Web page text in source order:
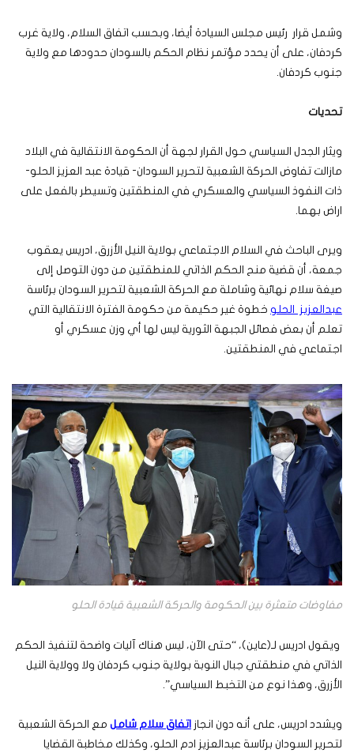
وشمل قرار رئيس مجلس السيادة أيضا، وبحسب اتفاق السلام، ولاية غرب
كردفان، على أن يحدد مؤتمر نظام الحكم بالسودان حدودها مع ولاية
جنوب كردفان.
تحديات
ويثار الجدل السياسي حول القرار لجهة أن الحكومة الانتقالية في البلاد
مازالت تفاوض الحركة الشعبية لتحرير السودان- قيادة عبد العزيز الحلو-
ذات النفوذ السياسي والعسكري في المنطقتين وتسيطر بالفعل على
اراض بهما.
ويرى الباحث في السلام الاجتماعي بولاية النيل الأزرق، ادريس يعقوب
جمعة، أن قضية منح الحكم الذاتي للمنطقتين من دون التوصل إلى
صيغة سلام نهائية وشاملة مع الحركة الشعبية لتحرير السودان برئاسة
عبدالعزيز الحلو خطوة غير حكيمة من حكومة الفترة الانتقالية التي
تعلم أن بعض فصائل الجبهة الثورية ليس لها أي وزن عسكري أو
اجتماعي في المنطقتين.
مفاوضات متعثرة بين الحكومة والحركة الشعبية قيادة الحلو
ويقول ادريس لـ(عاين)، “حتى الآن، ليس هناك آليات واضحة لتنفيذ الحكم
الذاتي في منطقتي جبال النوبة بولاية جنوب كردفان ولا وولاية النيل
الأزرق، وهذا نوع من التخبط السياسي”.
ويشدد ادريس، على أنه دون انجاز اتفاق سلام شامل مع الحركة الشعبية
لتحرير السودان برئاسة عبدالعزيز ادم الحلو، وكذلك مخاطبة القضايا